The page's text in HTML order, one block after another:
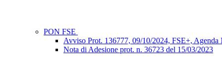
PON FSE
Avviso Prot. 136777, 09/10/2024, FSE+, Agenda
Nota di Adesione prot. n. 36723 del 15/03/2023